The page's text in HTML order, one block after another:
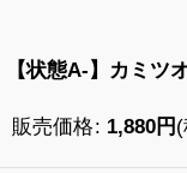
【状態A-】カミツ
販売価格: 1,880円